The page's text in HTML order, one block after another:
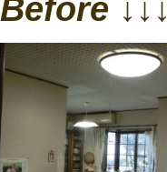
Before